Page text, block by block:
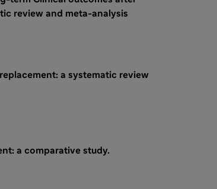
review and meta-analysis
a systematic review
a comparative study.